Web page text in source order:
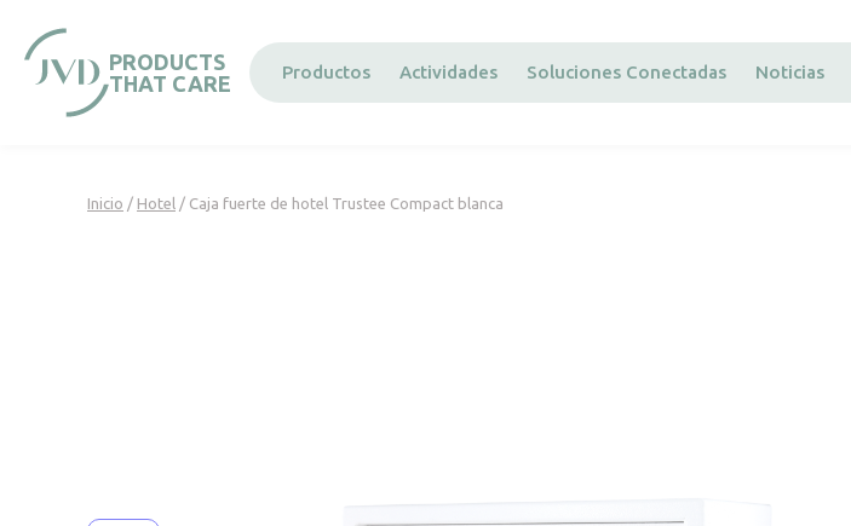
PRODUCTS
THAT CARE
Productos Actividades Soluciones Conectadas Noticias
Inicio / Hotel / Caja fuerte de hotel Trustee Compact blanca